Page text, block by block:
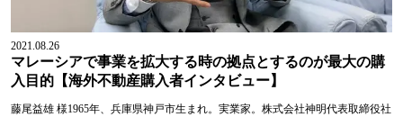
2021.08.26
マレーシアで事業を拡大する時の拠点とするのが最大の購
入目的【海外不動産購入者インタビュー】
藤尾益雄 様1965年、兵庫県神戸市生まれ。実業家。株式会社神明代表取締役社